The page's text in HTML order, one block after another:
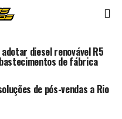
diesel renovável R5
de fábrica
de pós-vendas a Rio